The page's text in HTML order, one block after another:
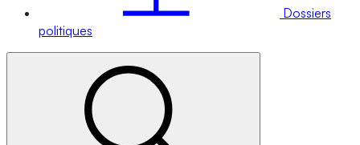
Dossiers
politiques